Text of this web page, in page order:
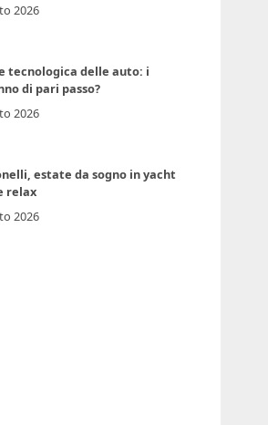
2026
tecnologica delle auto: i
di pari passo?
2026
estate da sogno in yacht
relax
2026